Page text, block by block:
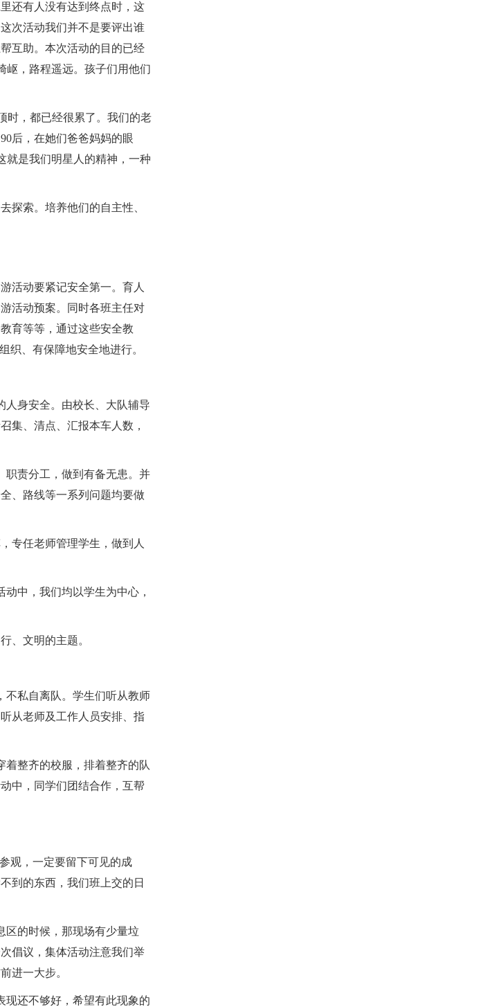
还有人没有达到终点时，这
次活动我们并不是要评出谁
互助。本次活动的目的已经
岖，路程遥远。孩子们用他们
时，都已经很累了。我们的老
后，在她们爸爸妈妈的眼
就是我们明星人的精神，一种
探索。培养他们的自主性、
活动要紧记安全第一。育人
活动预案。同时各班主任对
育等等，通过这些安全教
织、有保障地安全地进行。
人身安全。由校长、大队辅导
集、清点、汇报本车人数，
职责分工，做到有备无患。并
、路线等一系列问题均要做
专任老师管理学生，做到人
中，我们均以学生为中心，
、文明的主题。
不私自离队。学生们听从教师
从老师及工作人员安排、指
着整齐的校服，排着整齐的队
中，同学们团结合作，互帮
观，一定要留下可见的成
到的东西，我们班上交的日
区的时候，那现场有少量垃
倡议，集体活动注意我们举
进一大步。
现还不够好，希望有此现象的